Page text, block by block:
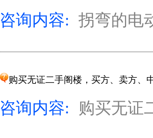
咨询内容: 拐弯的电
购买无证二手阁楼，买方、卖方、
咨询内容: 购买无证